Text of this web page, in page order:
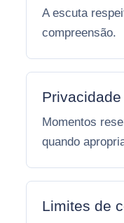
A escuta
compreensão.
Momentos
quando
Limites de